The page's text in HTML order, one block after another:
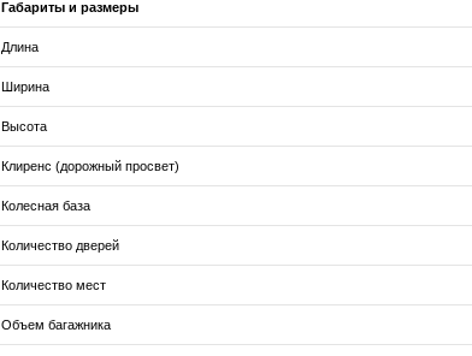
Габариты и размеры
Длина
Ширина
Высота
Клиренс (дорожный просвет)
Колесная база
Количество дверей
Количество мест
Объем багажника